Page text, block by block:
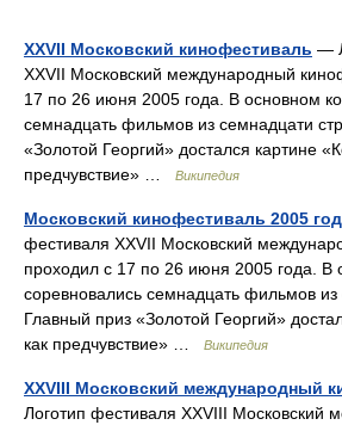
XXVII Московский кинофестиваль —
XXVII Московский международный
17 по 26 июня 2005 года. В основном
семнадцать фильмов из семнадцати
«Золотой Георгий» достался картине
предчувствие» …
Википедия
Московский кинофестиваль 2005
фестиваля XXVII Московский
проходил с 17 по 26 июня 2005 года. В
соревновались семнадцать фильмов из
Главный приз «Золотой Георгий»
как предчувствие» …
Википедия
XXVIII Московский международный
Логотип фестиваля XXVIII Московский